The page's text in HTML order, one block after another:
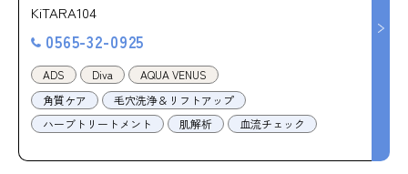
KiTARA104
0565-32-0925
ADS Diva
AQUA VENUS
角質ケア
毛穴洗浄＆リフトアップ
ハーブトリートメント
肌解析 血流チェック